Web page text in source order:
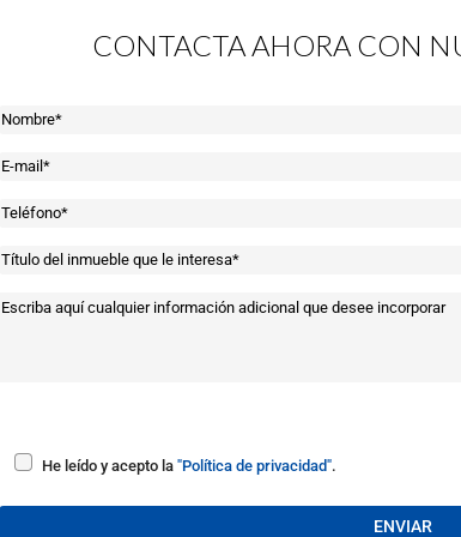
CONTACTA AHORA CON
He leído y acepto la "Política de privacidad".